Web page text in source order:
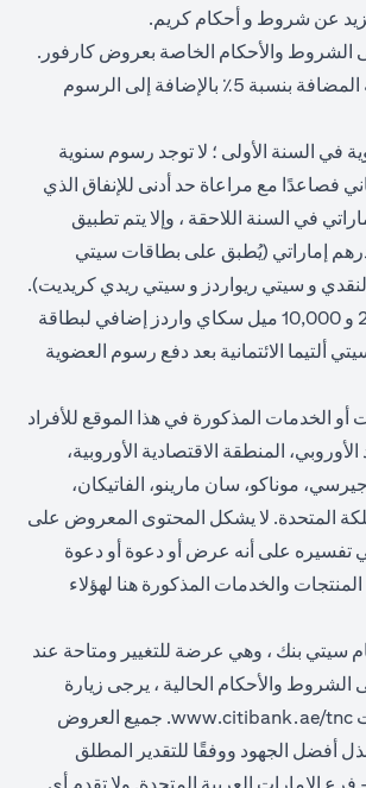
عن شروط و أحكام كريم.
الشروط والأحكام الخاصة بعروض كارفور.
تطبق ضريبة القيمة المضافة بنسبة 5٪ بالإضافة إلى الرسوم
في السنة الأولى ؛ لا توجد رسوم سنوية
فصاعدًا مع مراعاة حد أدنى للإنفاق الذي
درهم إماراتي في السنة اللاحقة ، وإلا يتم تطبيق
قدرها 300 درهم إماراتي (يُطبق على بطاقات سيتي
و سيتي ريواردز و سيتي ريدي كريديت).
* سيتم منح 25,000 و 10,000 ميل سكاي واردز إضافي لبطاقة
ألتيما الائتمانية بعد دفع رسوم العضوية
أو الخدمات المذكورة في هذا الموقع للأفراد
المنطقة الاقتصادية الأوروبية،
موناكو، سان مارينو، الفاتيكان،
المتحدة. لا يشكل المحتوى المعروض على
تفسيره على أنه عرض أو دعوة أو دعوة
والخدمات المذكورة هنا لهؤلاء
بنك ، وهي عرضة للتغيير ومتاحة عند
الشروط والأحكام الحالية ، يرجى زيارة
www.citibank.ae/tnc
(opens in a new tab). جميع العروض
أفضل الجهود ووفقًا للتقدير المطلق